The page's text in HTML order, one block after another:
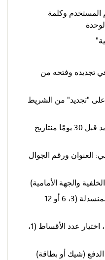
المستخدم وكلمة
تجديده وفتحه من
على "تجديد" من الشريط
(ملاحظة: يتم تنشيط زر التجديد قبل 30 يومًا منتاريخ
العنوان ورقم الجوال
والجهة الأمامية)
اختيار مدة العقد من القائمة المنسدلة (3، 6 أو 12
تحت "التحقق من المعلومات"، اختيار عدد الأقساط (1،
(شيك أو بطاقة)